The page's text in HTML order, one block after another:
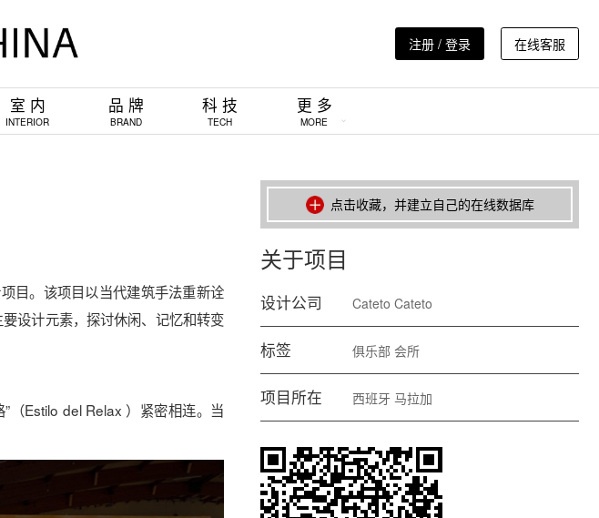
注册 / 登录 在线客服
室 内
INTERIOR
品 牌
BRAND
科 技
TECH
更 多
MORE
目。该项目以当代建筑手法重新诠
设计元素，探讨休闲、记忆和转变
（Estilo del Relax ）紧密相连。当
点击收藏，并建立自己的在线数据库
关于项目
设计公司 Cateto Cateto
标签 俱乐部 会所
项目所在 西班牙 马拉加